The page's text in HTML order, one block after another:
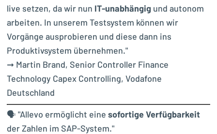
live setzen, da wir nun IT-unabhängig und autonom
arbeiten. In unserem Testsystem können wir
Vorgänge ausprobieren und diese dann ins
Produktivsystem übernehmen."
➞ Martin Brand, Senior Controller Finance
Technology Capex Controlling, Vodafone
Deutschland
🗣 "Allevo ermöglicht eine sofortige Verfügbarkeit
der Zahlen im SAP-System."